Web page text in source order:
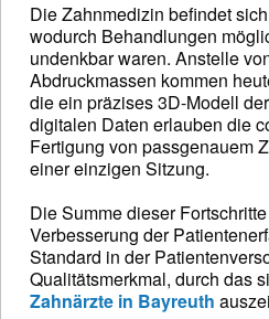
Die Zahnmedizin befindet
wodurch Behandlungen
undenkbar waren. Anstelle
Abdruckmassen kommen
die ein präzises 3D-Modell
digitalen Daten erlauben die
Fertigung von passgenauem
einer einzigen Sitzung.
Die Summe dieser
Verbesserung der
Standard in der
Qualitätsmerkmal, durch das
Zahnärzte in Bayreuth